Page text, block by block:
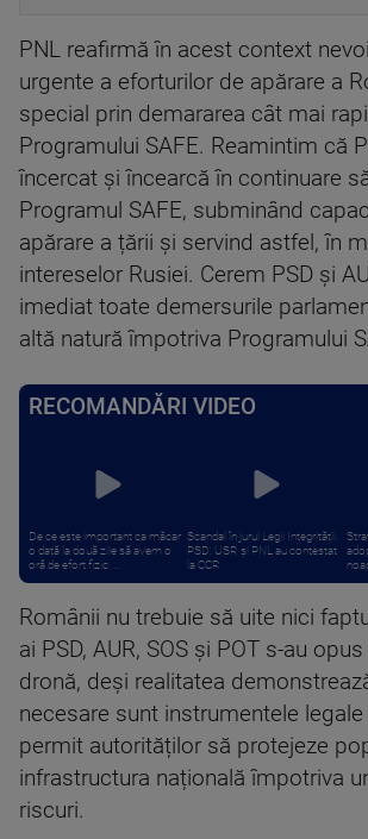
PNL reafirmă în acest context
urgente a eforturilor de apărare a
special prin demararea cât mai
Programului SAFE. Reamintim că
încercat și încearcă în continuare
Programul SAFE, subminând
apărare a țării și servind astfel, în
intereselor Rusiei. Cerem PSD și
imediat toate demersurile
altă natură împotriva Programului
RECOMANDĂRI VIDEO
De ce este important ca măcar
o dată la două zile să avem o
oră de efort fizic. ...
Scandal în jurul Legii Integrității.
PSD: USR și PNL au contestat
la CCR
Românii nu trebuie să uite nici
ai PSD, AUR, SOS și POT s-au
dronă, deși realitatea
necesare sunt instrumentele
permit autorităților să protejeze
infrastructura națională împotriva
riscuri.